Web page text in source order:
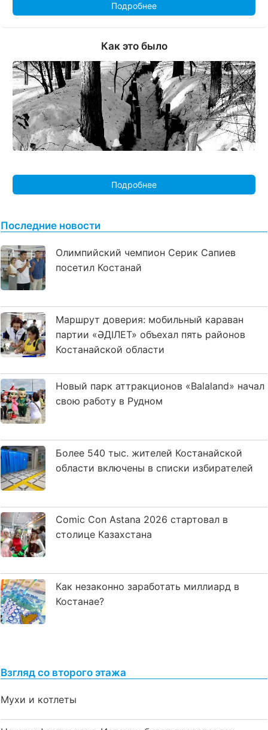
Подробнее
Как это было
Подробнее
Последние новости
Олимпийский чемпион Серик Сапиев
посетил Костанай
Маршрут доверия: мобильный караван
партии «ӘДІЛЕТ» объехал пять районов
Костанайской области
Новый парк аттракционов «Balaland» начал
свою работу в Рудном
Более 540 тыс. жителей Костанайской
области включены в списки избирателей
Comic Con Astana 2026 стартовал в
столице Казахстана
Как незаконно заработать миллиард в
Костанае?
Взгляд со второго этажа
Мухи и котлеты